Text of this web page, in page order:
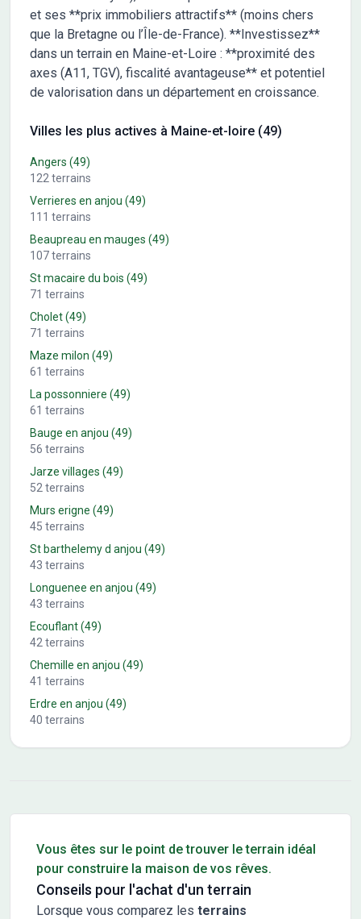
et ses **prix immobiliers attractifs** (moins chers
que la Bretagne ou l’Île-de-France). **Investissez**
dans un terrain en Maine-et-Loire : **proximité des
axes (A11, TGV), fiscalité avantageuse** et potentiel
de valorisation dans un département en croissance.
Villes les plus actives à Maine-et-loire (49)
Angers (49)
122 terrains
Verrieres en anjou (49)
111 terrains
Beaupreau en mauges (49)
107terrains
St macaire du bois (49)
71 terrains
Cholet(49)
71 terrains
Maze milon (49)
61 terrains
La possonniere (49)
61 terrains
Bauge en anjou (49)
56 terrains
Jarze villages (49)
52 terrains
Murs erigne (49)
45 terrains
St barthelemy d anjou (49)
43 terrains
Longuenee en anjou (49)
43 terrains
Ecouflant(49)
42 terrains
Chemille en anjou (49)
41 terrains
Erdre en anjou (49)
40 terrains
Vous êtes sur le point de trouver le terrain idéal
pour construire la maison de vos rêves.
Conseils pour l'achat d'un terrain
Lorsque vous comparez les terrains